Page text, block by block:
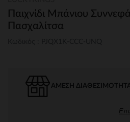
Παιχνίδι Μπάνιου
Πασχαλίτσα
ΆΜΕΣΗ